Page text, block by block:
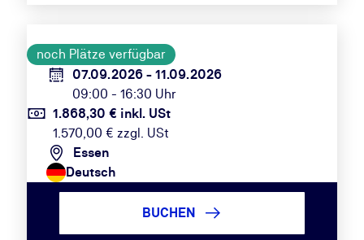
noch Plätze verfügbar
07.09.2026 - 11.09.2026
09:00 - 16:30 Uhr
1.868,30 € inkl. USt
1.570,00 € zzgl. USt
Essen
Deutsch
BUCHEN